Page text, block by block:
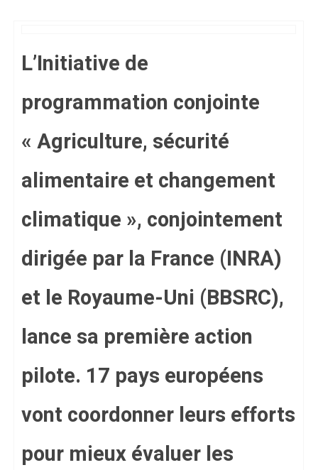
L’Initiative de
programmation conjointe
« Agriculture, sécurité
alimentaire et changement
climatique », conjointement
dirigée par la France (INRA)
et le Royaume-Uni (BBSRC),
lance sa première action
pilote. 17 pays européens
vont coordonner leurs efforts
pour mieux évaluer les